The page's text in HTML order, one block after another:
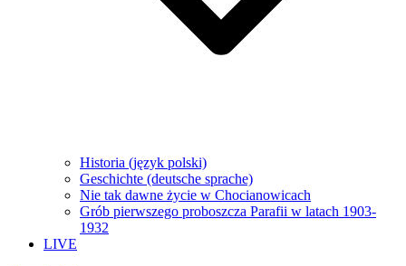
Historia (język polski)
Geschichte (deutsche sprache)
Nie tak dawne życie w Chocianowicach
Grób pierwszego proboszcza Parafii w latach 1903-
1932
LIVE